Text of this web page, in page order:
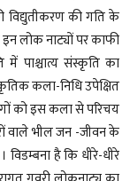
विद्युतीकरण की गति के
इन लोक नाट्यों पर काफी
पाश्चात्य संस्कृति का
कला-निधि उपेक्षित
को इस कला से परिचय
वाले भील जन -जीवन के
है कि धीरे-धीरे